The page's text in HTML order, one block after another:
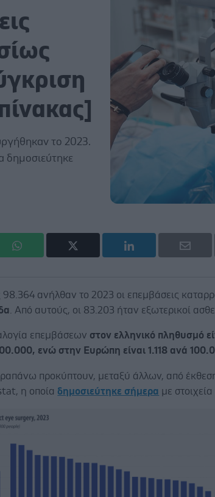
το 2023.
δημοσιεύτηκε
98.364 ανήλθαν το 2023 οι επεμβάσεις
. Από αυτούς, οι 83.203 ήταν εξωτερικοί
επεμβάσεων στον ελληνικό πληθυσμό
ενώ στην Ευρώπη είναι 1.118 ανά
προκύπτουν, μεταξύ άλλων, από
η οποία δημοσιεύτηκε σήμερα με